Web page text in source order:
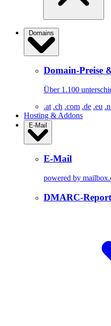
Domains
Domain-Preise
Über 1.100
.at .ch .com .de .eu
Hosting & Addons
E-Mail
E-Mail
powered by
DMARC-